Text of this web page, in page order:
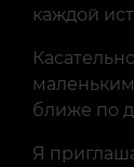
каждой
ближе по
Я